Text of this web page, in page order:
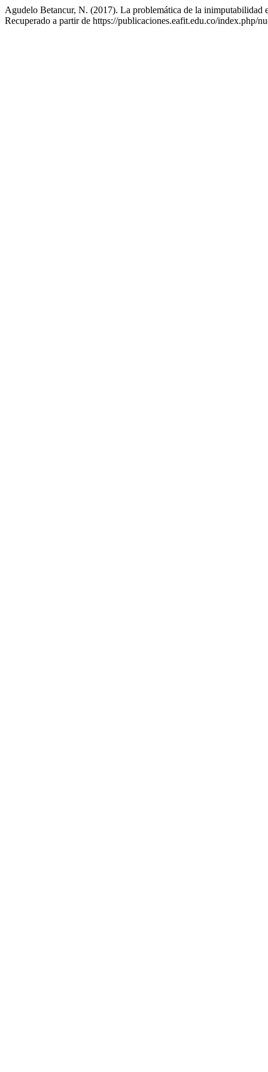
Agudelo Betancur, N. (2017). La problemática de la inimputabilidad
Recuperado a partir de https://publicaciones.eafit.edu.co/index.php/